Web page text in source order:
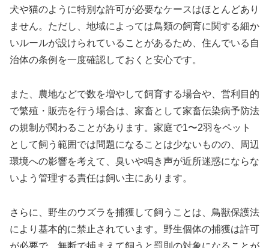
犬や猫のように特別な許可が必要なケースはほとんどあり
ません。ただし、地域によっては鳥類の飼育に関する細か
いルールが設けられていることがあるため、住んでいる自
治体の条例を一度確認しておくと安心です。
また、農地などで数を増やして飼育する場合や、営利目的
で繁殖・販売を行う場合は、家畜として家畜伝染病予防法
の規制が関わることがあります。家庭で1〜2羽をペット
として飼う範囲では問題になることは少ないものの、周辺
環境への影響を考えて、臭いや鳴き声が近所迷惑にならな
いよう管理する責任は飼い主にあります。
さらに、野生のウズラを捕獲して飼うことは、鳥獣保護法
により基本的に禁止されています。野生個体の捕獲は許可
が必要で、無断で捕まえて飼うと罰則の対象になることが